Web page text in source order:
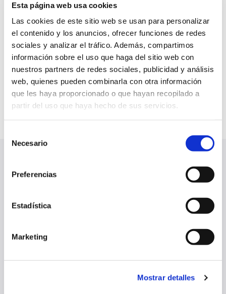
Esta página web usa cookies
Las cookies de este sitio web se usan para personalizar
el contenido y los anuncios, ofrecer funciones de redes
sociales y analizar el tráfico. Además, compartimos
información sobre el uso que haga del sitio web con
nuestros partners de redes sociales, publicidad y análisis
web, quienes pueden combinarla con otra información
que les haya proporcionado o que hayan recopilado a
partir del uso que haya hecho de sus servicios.
Necesario
Preferencias
Estadística
Marketing
Mostrar detalles
Con esta derrota, Osasuna Promesas se
mantiene con 41 puntos en la clasificación tras la
disputa de la trigésimo tercera jornada de
Primera Federación Versus e-Learning. El
próximo partido del filial rojillo será el sábado
26 de abril a las 18:00 horas contra el Andorra
en Tajonar.
ÚLTIMAS NOTICIAS VER TODO